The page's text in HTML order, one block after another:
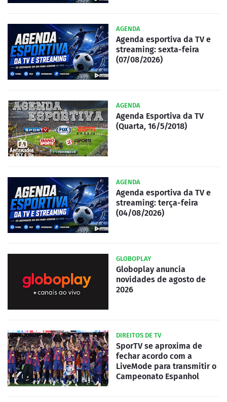
AGENDA
Agenda esportiva da TV e
streaming: sexta-feira
(07/08/2026)
AGENDA
Agenda Esportiva da TV
(Quarta, 16/5/2018)
AGENDA
Agenda esportiva da TV e
streaming: terça-feira
(04/08/2026)
GLOBOPLAY
Globoplay anuncia
novidades de agosto de
2026
DIREITOS DE TV
SporTV se aproxima de
fechar acordo com a
LiveMode para transmitir o
Campeonato Espanhol